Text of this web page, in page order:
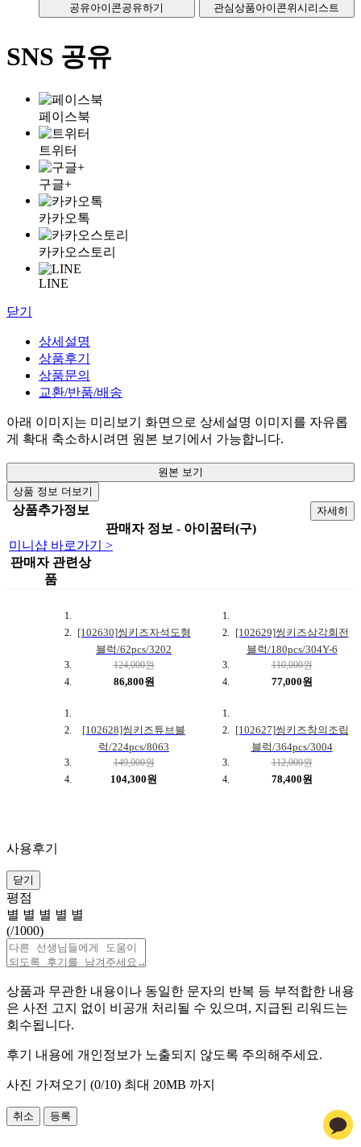
공유아이콘공유하기 관심상품아이콘위시리스트
SNS 공유
페이스북
트위터
구글+
카카오톡
카카오스토리
LINE
닫기
상세설명
상품후기
상품문의
교환/반품/배송
아래 이미지는 미리보기 화면으로 상세설명 이미지를 자유롭
게 확대 축소하시려면 원본 보기에서 가능합니다.
원본 보기
상품 정보 더보기
상품추가정보 자세히
판매자 정보 - 아이꿈터(구)
미니샵 바로가기 >
판매자 관련상
품
[102630]씽키즈자석도형
블럭/62pcs/3202
124,000원
86,800원
[102629]씽키즈삼각회전
블럭/180pcs/304Y-6
110,000원
77,000원
[102628]씽키즈튜브블
럭/224pcs/8063
149,000원
104,300원
[102627]씽키즈창의조립
블럭/364pcs/3004
112,000원
78,400원
사용후기
닫기
평점
별 별 별 별 별
(/1000)
상품과 무관한 내용이나 동일한 문자의 반복 등 부적합한 내용
은 사전 고지 없이 비공개 처리될 수 있으며, 지급된 리워드는
회수됩니다.
후기 내용에 개인정보가 노출되지 않도록 주의해주세요.
사진 가져오기 (0/10) 최대 20MB 까지
취소 등록